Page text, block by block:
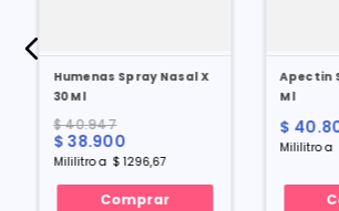
Humenas Spray Nasal X
30 Ml
$ 40.947
$ 38.900
Mililitroa $ 1296,67
Comprar
Apectin
Ml
$ 40.
Mililitroa